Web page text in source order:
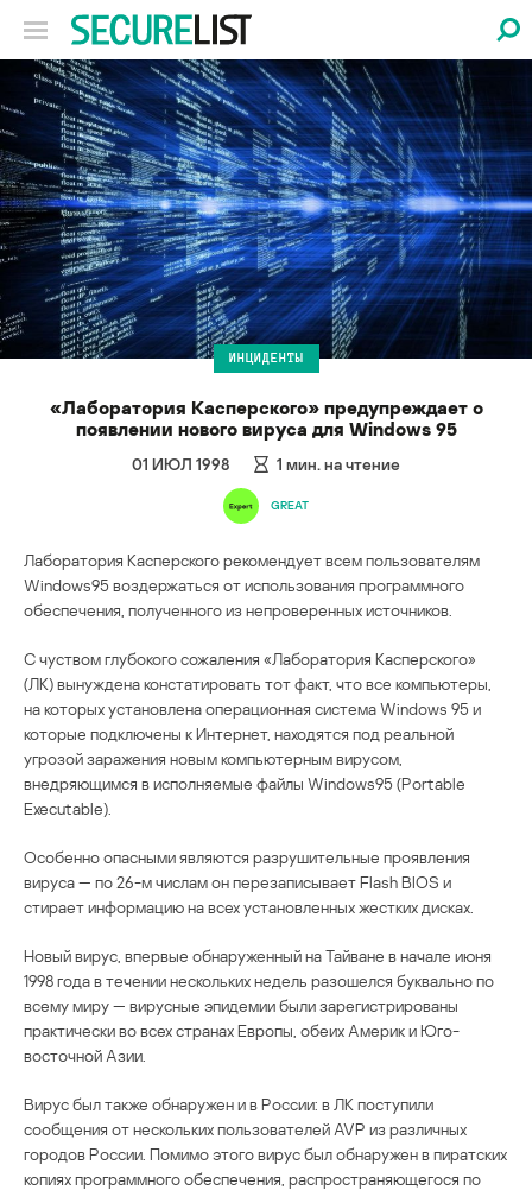
ИНЦИДЕНТЫ
«Лаборатория Касперского» предупреждает о
появлении нового вируса для Windows 95
01 ИЮЛ 1998 1 мин. на чтение
GREAT
Лаборатория Касперского рекомендует всем пользователям
Windows95 воздержаться от использования программного
обеспечения, полученного из непроверенных источников.
С чуством глубокого сожаления «Лаборатория Касперского»
(ЛК) вынуждена констатировать тот факт, что все компьютеры,
на которых установлена операционная система Windows 95 и
которые подключены к Интернет, находятся под реальной
угрозой заражения новым компьютерным вирусом,
внедряющимся в исполняемые файлы Windows95 (Portable
Executable).
Особенно опасными являются разрушительные проявления
вируса — по 26-м числам он перезаписывает Flash BIOS и
стирает информацию на всех установленных жестких дисках.
Новый вирус, впервые обнаруженный на Тайване в начале июня
1998 года в течении нескольких недель разошелся буквально по
всему миру — вирусные эпидемии были зарегистрированы
практически во всех странах Европы, обеих Америк и Юго-
восточной Азии.
Вирус был также обнаружен и в России: в ЛК поступили
сообщения от нескольких пользователей AVP из различных
городов России. Помимо этого вирус был обнаружен в пиратских
копиях программного обеспечения, распространяющегося по